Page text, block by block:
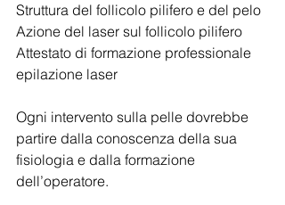
Struttura del follicolo pilifero e del pelo
Azione del laser sul follicolo pilifero
Attestato di formazione professionale
epilazione laser
Ogni intervento sulla pelle dovrebbe
partire dalla conoscenza della sua
fisiologia e dalla formazione
dell’operatore.